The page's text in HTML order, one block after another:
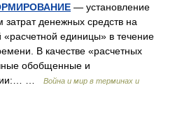
— установление
денежных средств на
единицы» в течение
В качестве «расчетных
обобщенные и
…
Война и мир в терминах и